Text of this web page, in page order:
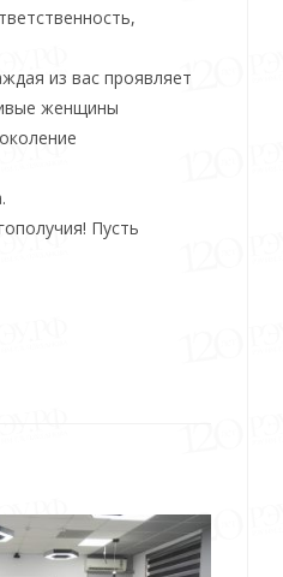
из вас проявляет
женщины
Пусть